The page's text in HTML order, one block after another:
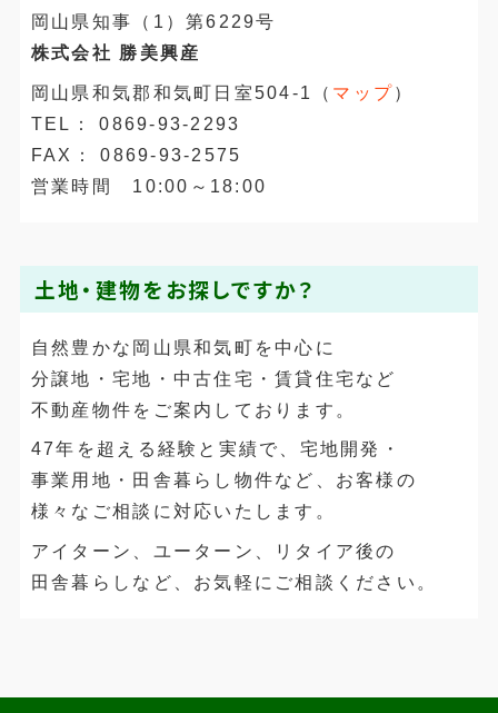
岡山県知事（1）第6229号
株式会社 勝美興産
岡山県和気郡和気町日室504-1（ マップ）
TEL： 0869-93-2293
FAX： 0869-93-2575
営業時間 10:00～18:00
土地・建物をお探しですか？
自然豊かな岡山県和気町を中心に
分譲地・宅地・中古住宅・賃貸住宅など
不動産物件をご案内しております。
47年を超える経験と実績で、宅地開発・
事業用地・田舎暮らし物件など、お客様の
様々なご相談に対応いたします。
アイターン、ユーターン、リタイア後の
田舎暮らしなど、お気軽にご相談ください。